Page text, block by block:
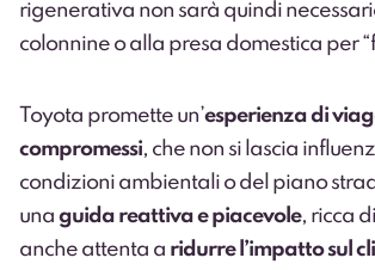
rigenerativa non sarà quindi
colonnine o alla presa domestica per
Toyota promette un’esperienza di
compromessi, che non si lascia
condizioni ambientali o del piano
una guida reattiva e piacevole, ricca
anche attenta a ridurre l’impatto sul